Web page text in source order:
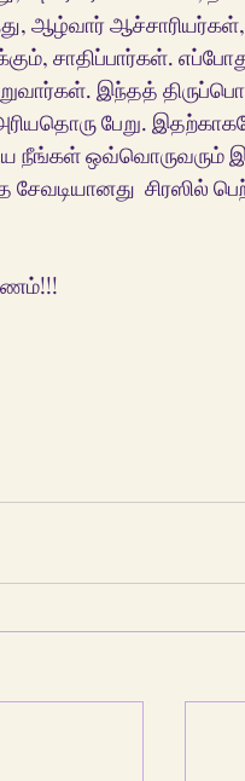
ஆழ்வார்
சாதிப்பார்கள்.
இந்தத்
பேறு.
நீங்கள் ஒவ்வொருவரும்
சிரஸில்